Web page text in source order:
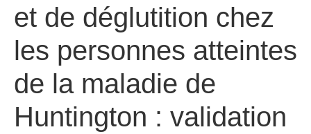
et de déglutition chez
les personnes atteintes
de la maladie de
Huntington : validation